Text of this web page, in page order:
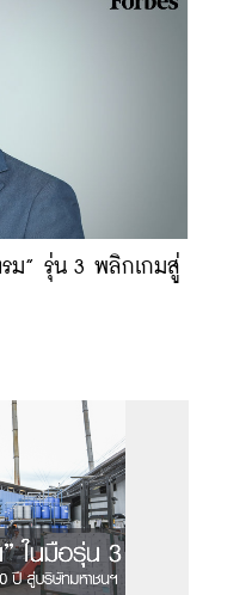
ม” รุ่น 3 พลิกเกมสู่